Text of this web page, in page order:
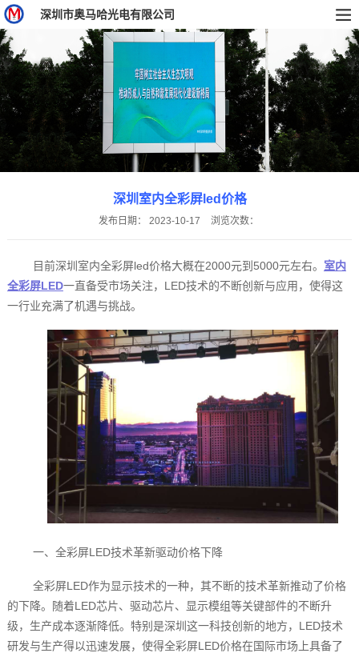
深圳市奥马哈光电有限公司
深圳室内全彩屏led价格
发布日期： 2023-10-17 浏览次数：
目前深圳室内全彩屏led价格大概在2000元到5000元左右。 室内
全彩屏LED一直备受市场关注，LED技术的不断创新与应用，使得这
一行业充满了机遇与挑战。
一、全彩屏LED技术革新驱动价格下降
全彩屏LED作为显示技术的一种，其不断的技术革新推动了价格
的下降。随着LED芯片、驱动芯片、显示模组等关键部件的不断升
级，生产成本逐渐降低。特别是深圳这一科技创新的地方，LED技术
研发与生产得以迅速发展，使得全彩屏LED价格在国际市场上具备了